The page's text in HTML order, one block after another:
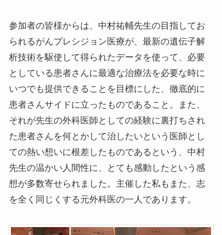
参加者の皆様からは、中村祐輔先生の目指してお
られるがんプレシジョン医療が、最新の遺伝子解
析技術を駆使して得られたデータを使って、必要
としている患者さんに最適な治療法を必要な時に
いつでも提供できることを目標にした、徹底的に
患者さんサイドに立ったものであること。また、
それが先生の外科医師としての経験に裏打ちされ
た患者さんを何とかして治したいという医師とし
ての熱い想いに根差したものであるという、中村
先生の温かい人間性に、とても感動したという感
想が多数寄せられました。主催した私もまた、志
を全く同じくする元外科医の一人であります。